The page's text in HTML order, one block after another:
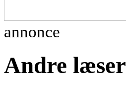
annonce
Andre